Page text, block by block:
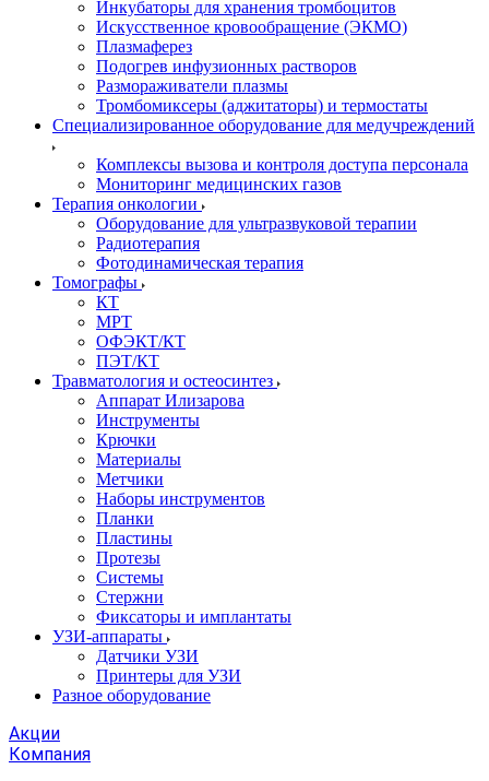
Инкубаторы для хранения тромбоцитов
Искусственное кровообращение (ЭКМО)
Плазмаферез
Подогрев инфузионных растворов
Размораживатели плазмы
Тромбомиксеры (аджитаторы) и термостаты
Специализированное оборудование для медучреждений
Комплексы вызова и контроля доступа персонала
Мониторинг медицинских газов
Терапия онкологии
Оборудование для ультразвуковой терапии
Радиотерапия
Фотодинамическая терапия
Томографы
КТ
МРТ
ОФЭКТ/КТ
ПЭТ/КТ
Травматология и остеосинтез
Аппарат Илизарова
Инструменты
Крючки
Материалы
Метчики
Наборы инструментов
Планки
Пластины
Протезы
Системы
Стержни
Фиксаторы и имплантаты
УЗИ-аппараты
Датчики УЗИ
Принтеры для УЗИ
Разное оборудование
Акции
Компания